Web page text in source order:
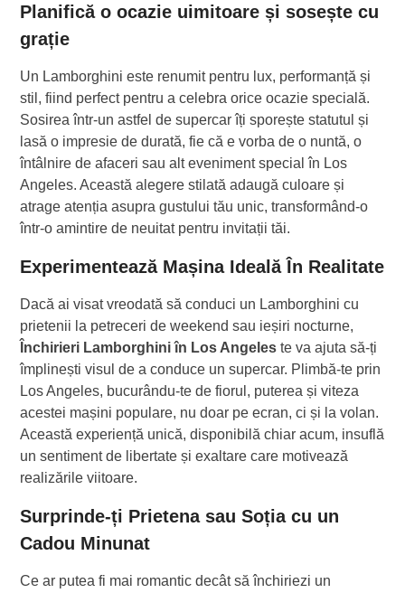
Planifică o ocazie uimitoare și sosește cu
grație
Un Lamborghini este renumit pentru lux, performanță și
stil, fiind perfect pentru a celebra orice ocazie specială.
Sosirea într-un astfel de supercar îți sporește statutul și
lasă o impresie de durată, fie că e vorba de o nuntă, o
întâlnire de afaceri sau alt eveniment special în Los
Angeles. Această alegere stilată adaugă culoare și
atrage atenția asupra gustului tău unic, transformând-o
într-o amintire de neuitat pentru invitații tăi.
Experimentează Mașina Ideală În Realitate
Dacă ai visat vreodată să conduci un Lamborghini cu
prietenii la petreceri de weekend sau ieșiri nocturne,
Închirieri Lamborghini în Los Angeles te va ajuta să-ți
împlinești visul de a conduce un supercar. Plimbă-te prin
Los Angeles, bucurându-te de fiorul, puterea și viteza
acestei mașini populare, nu doar pe ecran, ci și la volan.
Această experiență unică, disponibilă chiar acum, insuflă
un sentiment de libertate și exaltare care motivează
realizările viitoare.
Surprinde-ți Prietena sau Soția cu un
Cadou Minunat
Ce ar putea fi mai romantic decât să închiriezi un